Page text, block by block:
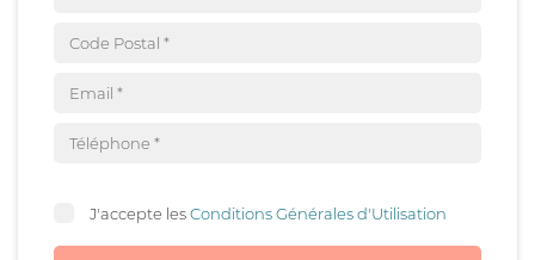
J'accepte lesConditions Générales d'Utilisation